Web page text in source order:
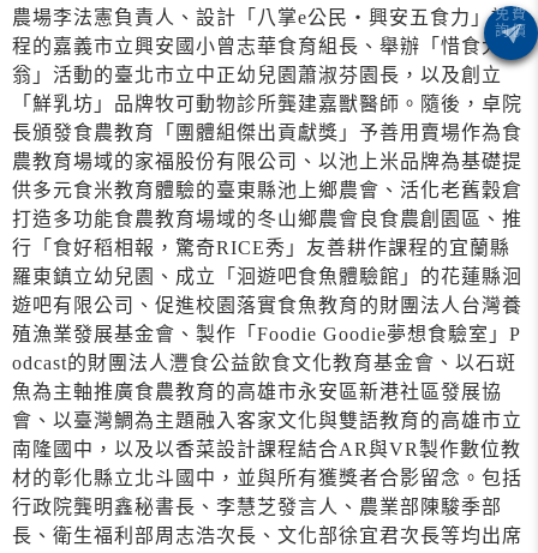
農場李法憲負責人、設計「八掌e公民‧興安五食力」課
程的嘉義市立興安國小曾志華食育組長、舉辦「惜食大富
翁」活動的臺北市立中正幼兒園蕭淑芬園長，以及創立
「鮮乳坊」品牌牧可動物診所龔建嘉獸醫師。隨後，卓院
長頒發食農教育「團體組傑出貢獻獎」予善用賣場作為食
農教育場域的家福股份有限公司、以池上米品牌為基礎提
供多元食米教育體驗的臺東縣池上鄉農會、活化老舊穀倉
打造多功能食農教育場域的冬山鄉農會良食農創園區、推
行「食好稻相報，驚奇RICE秀」友善耕作課程的宜蘭縣
羅東鎮立幼兒園、成立「洄遊吧食魚體驗館」的花蓮縣洄
遊吧有限公司、促進校園落實食魚教育的財團法人台灣養
殖漁業發展基金會、製作「Foodie Goodie夢想食驗室」P
odcast的財團法人灃食公益飲食文化教育基金會、以石斑
魚為主軸推廣食農教育的高雄市永安區新港社區發展協
會、以臺灣鯛為主題融入客家文化與雙語教育的高雄市立
南隆國中，以及以香菜設計課程結合AR與VR製作數位教
材的彰化縣立北斗國中，並與所有獲獎者合影留念。包括
行政院龔明鑫秘書長、李慧芝發言人、農業部陳駿季部
長、衛生福利部周志浩次長、文化部徐宜君次長等均出席